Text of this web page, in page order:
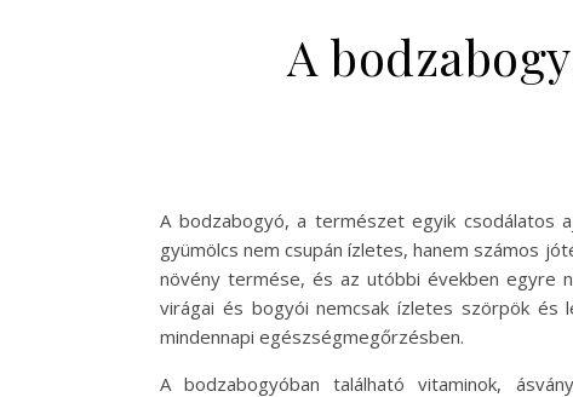
A
A bodzabogyó, a természet egyik csodálatos
gyümölcs nem csupán ízletes, hanem számos
növény termése, és az utóbbi években egyre
virágai és bogyói nemcsak ízletes szörpök és
mindennapi egészségmegőrzésben.
A bodzabogyóban található vitaminok,